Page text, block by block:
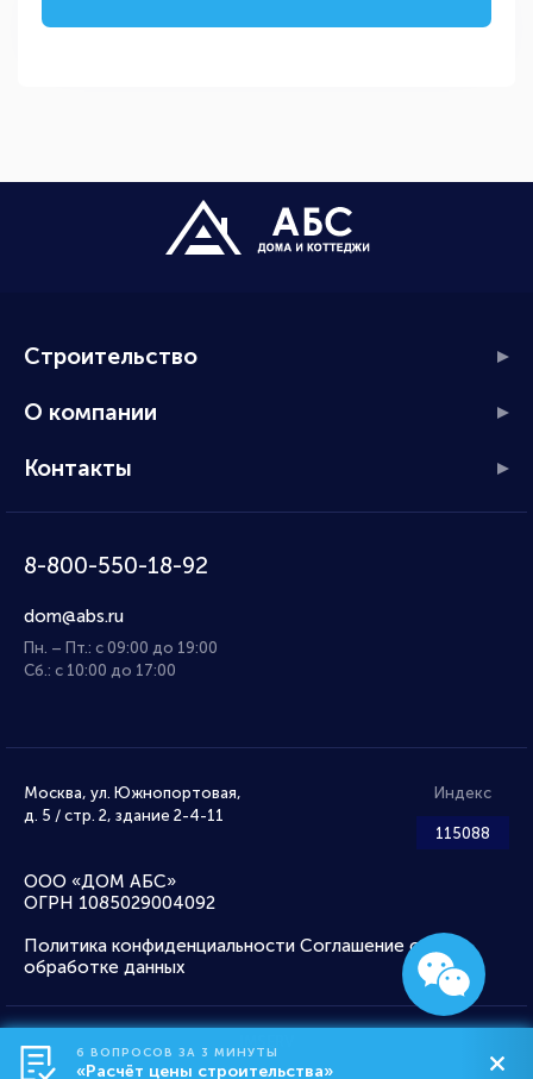
Строительство
О компании
Контакты
8-800-550-18-92
dom@abs.ru
Пн. – Пт.: с 09:00 до 19:00
Сб.: с 10:00 до 17:00
Москва, ул. Южнопортовая,
д. 5 / стр. 2, здание 2-4-11
Индекс
115088
ООО «ДОМ АБС»
ОГРН 1085029004092
Политика конфиденциальности Соглашение об
обработке данных
6 ВОПРОСОВ ЗА 3 МИНУТЫ
«Расчёт цены строительства»